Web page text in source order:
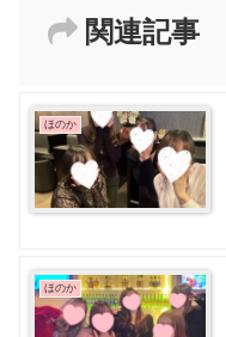
関連記事
ほのか
ほのか